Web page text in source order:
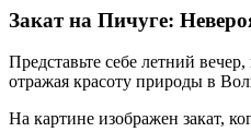
Закат на Пичуге:
Представьте себе летний
отражая красоту природы в
На картине изображен закат,